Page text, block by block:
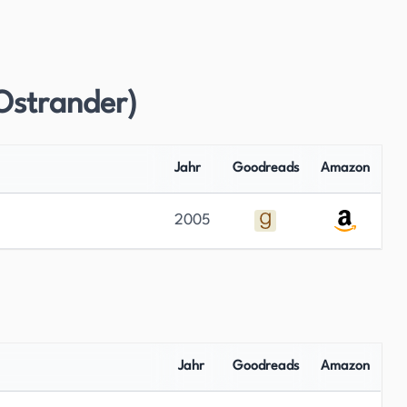
Jahr Goodreads Amazon
2005
Jahr Goodreads Amazon